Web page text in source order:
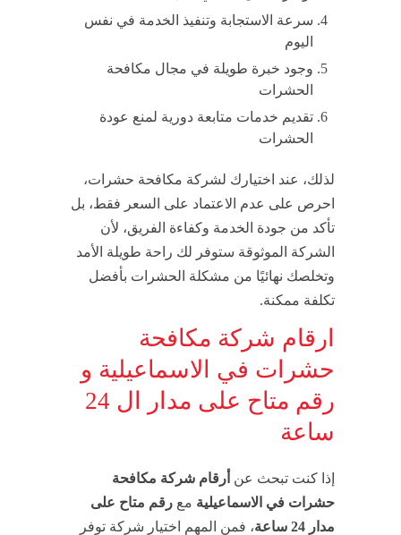
سرعة الاستجابة وتنفيذ الخدمة في نفس
اليوم
وجود خبرة طويلة في مجال مكافحة
الحشرات
تقديم خدمات متابعة دورية لمنع عودة
الحشرات
لذلك، عند اختيارك لشركة مكافحة حشرات،
احرص على عدم الاعتماد على السعر فقط، بل
تأكد من جودة الخدمة وكفاءة الفريق، لأن
الشركة الموثوقة ستوفر لك راحة طويلة الأمد
وتخلصك نهائيًا من مشكلة الحشرات بأفضل
تكلفة ممكنة.
ارقام شركة مكافحة
حشرات في الاسماعيلية و
رقم متاح على مدار ال 24
ساعة
إذا كنت تبحث عن أرقام شركة مكافحة
حشرات في الاسماعيلية مع رقم متاح على
مدار 24 ساعة
، فمن المهم اختيار شركة توفر